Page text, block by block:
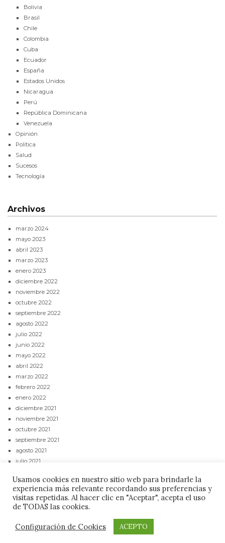
Bolivia
Brasil
Chile
Colombia
Cuba
Ecuador
España
Estados Unidos
Nicaragua
Perú
República Dominicana
Venezuela
Opinión
Política
Salud
Sucesos
Tecnología
Archivos
marzo 2024
mayo 2023
abril 2023
marzo 2023
enero 2023
diciembre 2022
noviembre 2022
octubre 2022
septiembre 2022
agosto 2022
julio 2022
junio 2022
mayo 2022
abril 2022
marzo 2022
febrero 2022
enero 2022
diciembre 2021
noviembre 2021
octubre 2021
septiembre 2021
agosto 2021
julio 2021
mayo 2021
abril 2021
POLÍTICA DE PRIVACIDAD AVISO LEGAL
Usamos cookies en nuestro sitio web para brindarle la
experiencia más relevante recordando sus preferencias y
visitas repetidas. Al hacer clic en "Aceptar", acepta el uso
de TODAS las cookies.
Configuración de Cookies ACEPTO